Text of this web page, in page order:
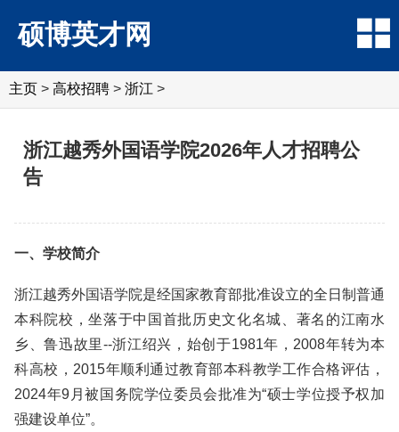
硕博英才网
主页 > 高校招聘 > 浙江 >
浙江越秀外国语学院2026年人才招聘公
告
一、学校简介
浙江越秀外国语学院是经国家教育部批准设立的全日制普通
本科院校，坐落于中国首批历史文化名城、著名的江南水
乡、鲁迅故里--浙江绍兴，始创于1981年，2008年转为本
科高校，2015年顺利通过教育部本科教学工作合格评估，
2024年9月被国务院学位委员会批准为“硕士学位授予权加
强建设单位”。